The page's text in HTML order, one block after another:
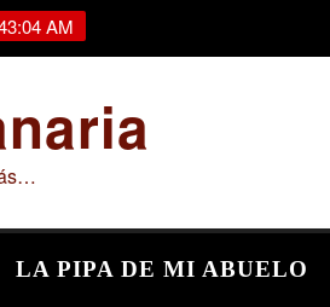
AM
LA PIPA DE MI ABUELO